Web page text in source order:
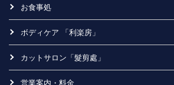
お食事処
ボディケア 「利楽房」
カットサロン「髮剪處」
営業案内・料金